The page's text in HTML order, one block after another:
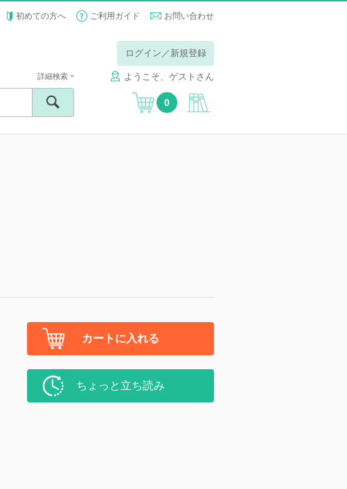
初めての方へ ご利用ガイド お問い合わせ
ログイン／新規登録
ようこそ、ゲストさん
詳細検索
0
カートに入れる
ちょっと立ち読み